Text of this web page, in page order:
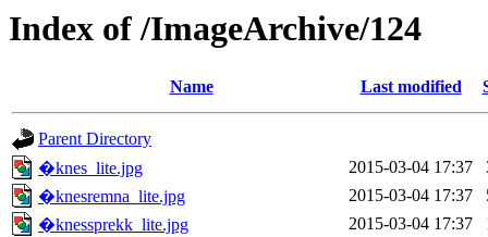
Index of /ImageArchive/124
Name Last modified
Parent Directory
�knes_lite.jpg
2015-03-04 17:37
�knesremna_lite.jpg
2015-03-04 17:37
�knessprekk_lite.jpg
2015-03-04 17:37